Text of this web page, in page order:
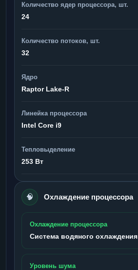
Количество ядер процессора, шт.
24
Количество потоков, шт.
32
Ядро
Raptor Lake-R
Линейка процессора
Intel Core i9
Тепловыделение
253 Вт
🧠 Охлаждение процессора
Охлаждение процессора
Система водяного охлаждения
Уровень шума